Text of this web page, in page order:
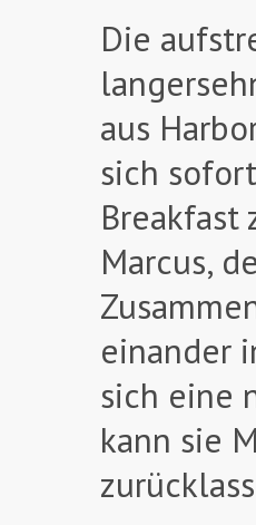
Die
aus
sich
Marcus,
einander
sich eine
kann sie